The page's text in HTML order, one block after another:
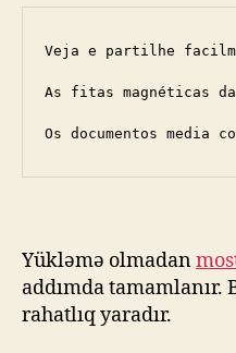
Veja e partilhe
As fitas magnéticas
Os documentos media
Yükləmə olmadan
addımda tamamlanır.
rahatlıq yaradır.